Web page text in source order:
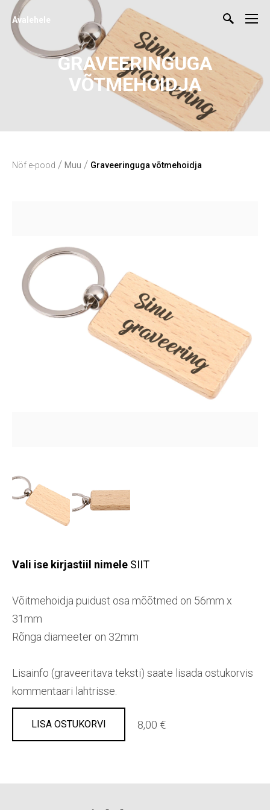
Avalehele
GRAVEERINGUGA
VÕTMEHOIDJA
Nöf e-pood / Muu / Graveeringuga võtmehoidja
Vali ise kirjastiil nimele SIIT
Võitmehoidja puidust osa mõõtmed on 56mm x
31mm
Rõnga diameeter on 32mm
Lisainfo (graveeritava teksti) saate lisada ostukorvis
kommentaari lahtrisse.
LISA OSTUKORVI 8,00 €